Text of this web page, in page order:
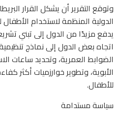
وتوقع التقرير أن يشكل القرار
الدولية المنظمة لاستخدام
يدفع مزيدًا من الدول إلى تبني
اتجاه بعض الدول إلى نماذج
الضوابط العمرية، وتحديد ساعات
الأبوية، وتطوير خوارزميات أكثر
للأطفال.
سياسة مستدامة